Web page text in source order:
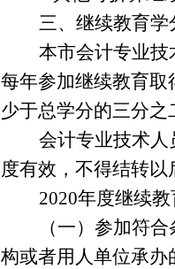
三、继续教育学
本市会计专业
每年参加继续教育取
少于总学分的三分之
会计专业技术
度有效，不得结转以
2020年度继续教
（一）参加符
构或者用人单位承